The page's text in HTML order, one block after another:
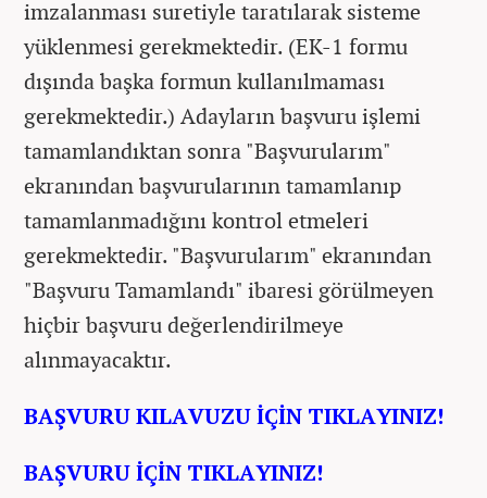
imzalanması suretiyle taratılarak sisteme
yüklenmesi gerekmektedir. (EK-1 formu
dışında başka formun kullanılmaması
gerekmektedir.) Adayların başvuru işlemi
tamamlandıktan sonra "Başvurularım"
ekranından başvurularının tamamlanıp
tamamlanmadığını kontrol etmeleri
gerekmektedir. "Başvurularım" ekranından
"Başvuru Tamamlandı" ibaresi görülmeyen
hiçbir başvuru değerlendirilmeye
alınmayacaktır.
BAŞVURU KILAVUZU İÇİN TIKLAYINIZ!
BAŞVURU İÇİN TIKLAYINIZ!